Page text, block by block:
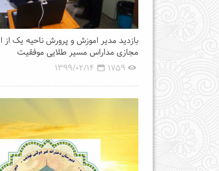
بازدید مدیر اموزش و پرورش ناحیه یک از
مجازی مداراس مسیر طلایی موفقیت
1759
1399/02/14